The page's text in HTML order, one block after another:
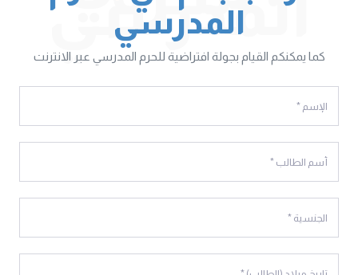
المدرسي
كما يمكنكم القيام بجولة افتراضية للحرم المدرسي عبر الانترنت